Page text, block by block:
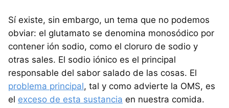
Sí existe, sin embargo, un tema que no podemos
obviar: el glutamato se denomina monosódico por
contener ión sodio, como el cloruro de sodio y
otras sales. El sodio iónico es el principal
responsable del sabor salado de las cosas. El
problema principal, tal y como advierte la OMS, es
el exceso de esta sustancia en nuestra comida.